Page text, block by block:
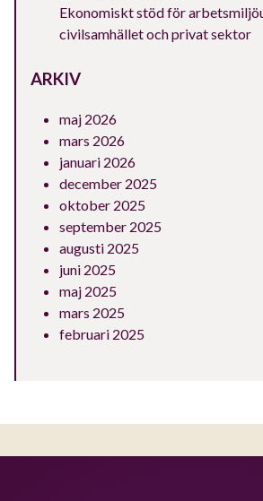
Ekonomiskt stöd för
civilsamhället och privat sektor
ARKIV
maj 2026
mars 2026
januari 2026
december 2025
oktober 2025
september 2025
augusti 2025
juni 2025
maj 2025
mars 2025
februari 2025